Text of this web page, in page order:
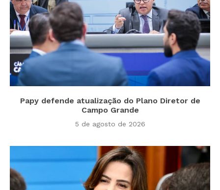
Papy defende atualização do Plano Diretor de
Campo Grande
5 de agosto de 2026